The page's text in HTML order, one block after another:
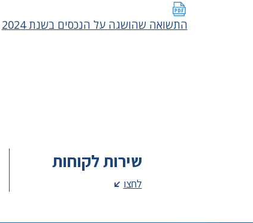
התשואה שהושגה על הנכסים בשנת 2024
שירות לקוחות
לחצו